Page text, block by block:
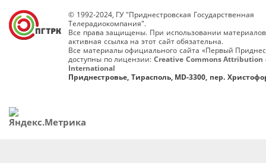
© 1992-2024, ГУ "Приднестровская Государственная
Телерадиокомпания".
Все права защищены. При использовании
активная ссылка на этот сайт обязательна.
Все материалы официального сайта «Первый
доступны по лицензии: Creative Commons Attribution
International
Приднестровье, Тирасполь, MD-3300, пер.